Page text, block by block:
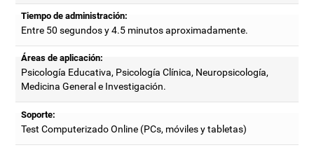
Tiempo de administración:
Entre 50 segundos y 4.5 minutos aproximadamente.
Áreas de aplicación:
Psicología Educativa, Psicología Clínica, Neuropsicología,
Medicina General e Investigación.
Soporte:
Test Computerizado Online (PCs, móviles y tabletas)